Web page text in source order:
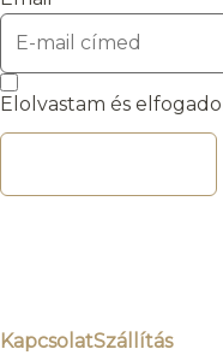
Elolvastam és
KapcsolatSzállítás